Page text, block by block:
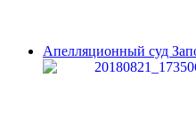
Апелляционный суд